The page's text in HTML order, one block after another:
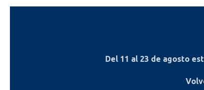
Del 11 al 23 de agosto